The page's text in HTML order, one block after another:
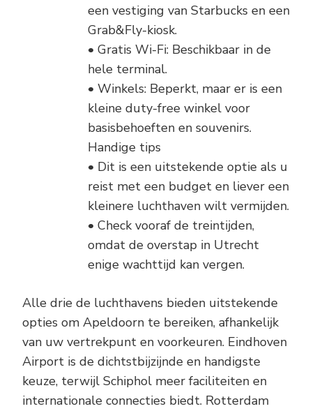
een vestiging van Starbucks en een
Grab&Fly-kiosk.
• Gratis Wi-Fi: Beschikbaar in de
hele terminal.
• Winkels: Beperkt, maar er is een
kleine duty-free winkel voor
basisbehoeften en souvenirs.
Handige tips
• Dit is een uitstekende optie als u
reist met een budget en liever een
kleinere luchthaven wilt vermijden.
• Check vooraf de treintijden,
omdat de overstap in Utrecht
enige wachttijd kan vergen.
Alle drie de luchthavens bieden uitstekende
opties om Apeldoorn te bereiken, afhankelijk
van uw vertrekpunt en voorkeuren. Eindhoven
Airport is de dichtstbijzijnde en handigste
keuze, terwijl Schiphol meer faciliteiten en
internationale connecties biedt. Rotterdam